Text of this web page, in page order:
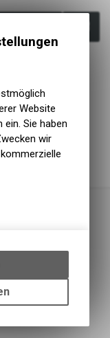
Website
Sie haben
wir
und
Gerät,